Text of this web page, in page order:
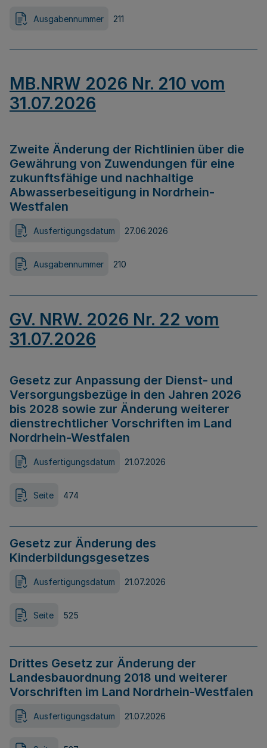
Ausgabennummer 211
MB.NRW 2026 Nr. 210 vom
31.07.2026
Zweite Änderung der Richtlinien über die
Gewährung von Zuwendungen für eine
zukunftsfähige und nachhaltige
Abwasserbeseitigung in Nordrhein-
Westfalen
Ausfertigungsdatum 27.06.2026
Ausgabennummer 210
GV. NRW. 2026 Nr. 22 vom
31.07.2026
Gesetz zur Anpassung der Dienst- und
Versorgungsbezüge in den Jahren 2026
bis 2028 sowie zur Änderung weiterer
dienstrechtlicher Vorschriften im Land
Nordrhein-Westfalen
Ausfertigungsdatum 21.07.2026
Seite 474
Gesetz zur Änderung des
Kinderbildungsgesetzes
Ausfertigungsdatum 21.07.2026
Seite 525
Drittes Gesetz zur Änderung der
Landesbauordnung 2018 und weiterer
Vorschriften im Land Nordrhein-Westfalen
Ausfertigungsdatum 21.07.2026